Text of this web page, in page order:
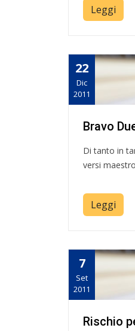
Leggi
22
Dic
2011
Bravo
Di tanto in
versi
Leggi
7
Set
2011